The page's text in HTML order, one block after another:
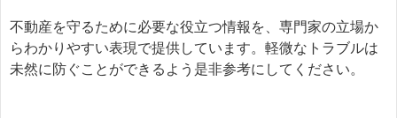
不動産を守るために必要な役立つ情報を、専門家の立場か
らわかりやすい表現で提供しています。軽微なトラブルは
未然に防ぐことができるよう是非参考にしてください。